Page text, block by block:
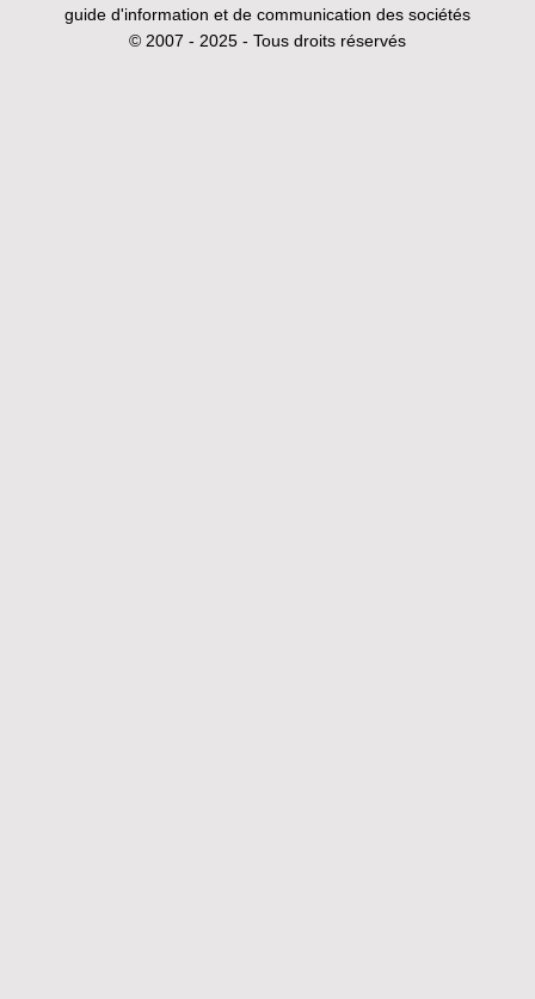
guide d'information et de communication des sociétés
© 2007 - 2025 - Tous droits réservés